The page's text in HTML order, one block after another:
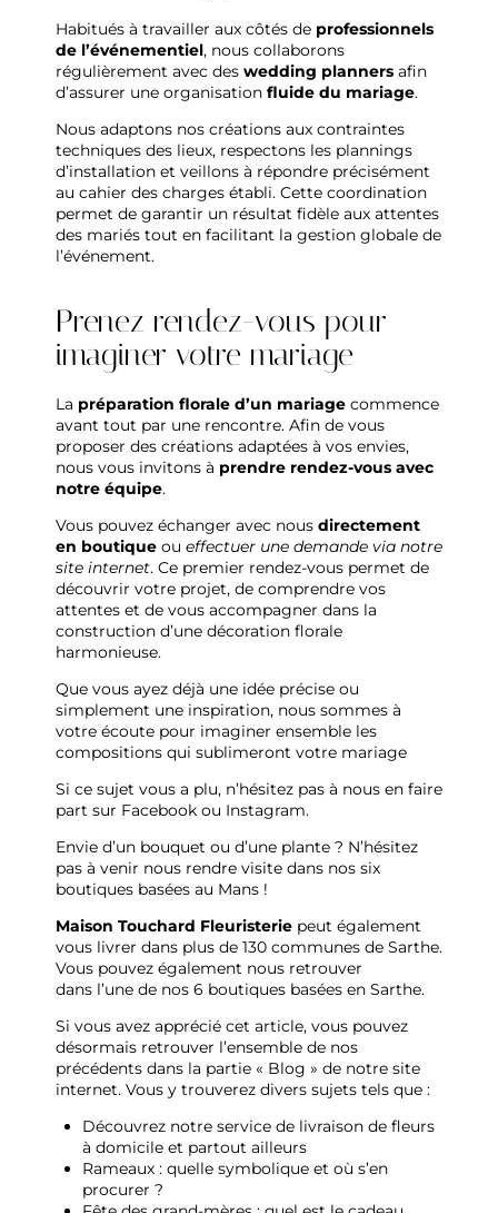
Habitués à travailler aux côtés de professionnels
de l’événementiel, nous collaborons
régulièrement avec des wedding planners afin
d’assurer une organisation fluide du mariage.
Nous adaptons nos créations aux contraintes
techniques des lieux, respectons les plannings
d’installation et veillons à répondre précisément
au cahier des charges établi. Cette coordination
permet de garantir un résultat fidèle aux attentes
des mariés tout en facilitant la gestion globale de
l’événement.
Prenez rendez-vous pour
imaginer votre mariage
La préparation florale d’un mariage commence
avant tout par une rencontre. Afin de vous
proposer des créations adaptées à vos envies,
nous vous invitons à prendre rendez-vous avec
notre équipe.
Vous pouvez échanger avec nous directement
en boutique ou effectuer une demande via notre
site internet. Ce premier rendez-vous permet de
découvrir votre projet, de comprendre vos
attentes et de vous accompagner dans la
construction d’une décoration florale
harmonieuse.
Que vous ayez déjà une idée précise ou
simplement une inspiration, nous sommes à
votre écoute pour imaginer ensemble les
compositions qui sublimeront votre mariage
Si ce sujet vous a plu, n’hésitez pas à nous en faire
part sur Facebook ou Instagram.
Envie d’un bouquet ou d’une plante ? N’hésitez
pas à venir nous rendre visite dans nos six
boutiques basées au Mans !
Maison Touchard Fleuristerie peut également
vous livrer dans plus de 130 communes de Sarthe.
Vous pouvez également nous retrouver
dans l’une de nos 6 boutiques basées en Sarthe.
Si vous avez apprécié cet article, vous pouvez
désormais retrouver l’ensemble de nos
précédents dans la partie « Blog » de notre site
internet. Vous y trouverez divers sujets tels que :
Découvrez notre service de livraison de fleurs
à domicile et partout ailleurs
Rameaux : quelle symbolique et où s’en
procurer ?